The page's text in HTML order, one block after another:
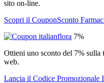
sito on-line.
Scopri il CouponSconto
7%
Ottieni uno sconto del 7% sulla
web.
Lancia il Codice Promozionale